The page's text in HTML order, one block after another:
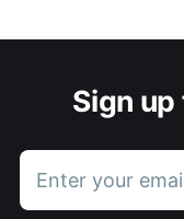
Sign
Enter your